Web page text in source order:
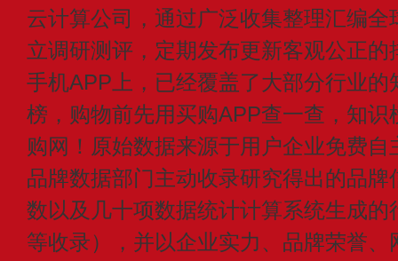
云计算公司，通过广泛收集整理汇编
立调研测评，定期发布更新客观公正
手机APP上，已经覆盖了大部分行业
榜，购物前先用买购APP查一查，知
购网！原始数据来源于用户企业免费
品牌数据部门主动收录研究得出的品
数以及几十项数据统计计算系统生成
等收录），并以企业实力、品牌荣誉